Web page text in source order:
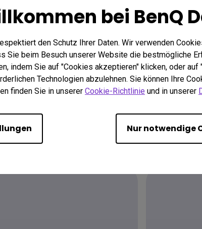
bei BenQ
den Schutz Ihrer Daten. Wir verwenden
Sie beim Besuch unserer Website die bestmögliche
indem Sie auf "Cookies akzeptieren" klicken, oder
Technologien abzulehnen. Sie können Ihre
finden Sie in unserer Cookie-Richtlinie und in unserer
Nur notwendige